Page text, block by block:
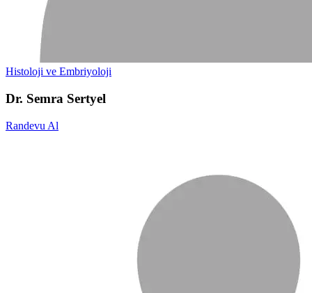
Histoloji ve Embriyoloji
Dr. Semra Sertyel
Randevu Al